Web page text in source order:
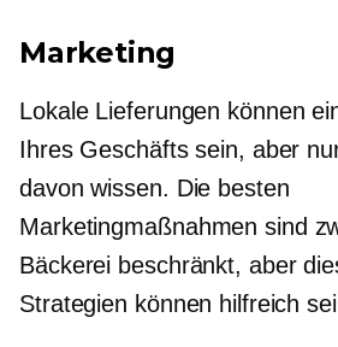
Marketing
Lokale Lieferungen können
Ihres Geschäfts sein, aber
davon wissen. Die besten
Marketingmaßnahmen sind
Bäckerei beschränkt, aber
Strategien können hilfreich